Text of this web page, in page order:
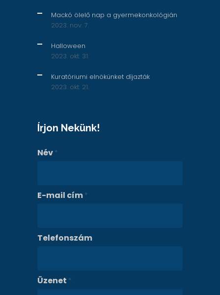
Mackó ölelő nap a gyermekonkológián
2023. nov. 7.
Halloween
2023. okt. 31.
Kuratóriumi elnökünket díjazták
2023. okt. 21.
Írjon Nekünk!
Név *
E-mail cím *
Telefonszám
Üzenet *